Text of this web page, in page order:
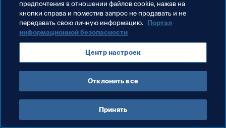
предпочтения в отношении файлов cookie, нажав на
кнопки справа и поместив запрос не продавать и не
передавать свою личную информацию. Портал
информационной безопасности
Центр настроек
Отклонить все
Принять